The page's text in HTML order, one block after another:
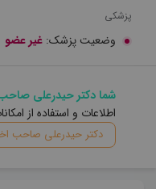
پزشکی
وضعیت پزشک: غیر عضو
شما دکتر حیدرعلی
اطلاعات و استفاده از
دکتر حیدرعلی صاحب